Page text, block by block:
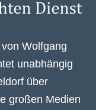
Wolfgang
unabhängig
über
großen Medien